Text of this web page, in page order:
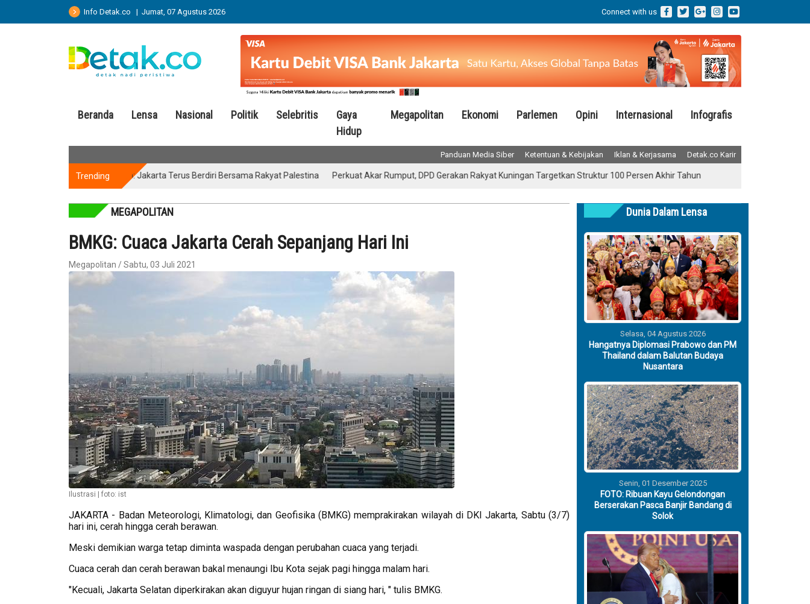
Info Detak.co | Jumat, 07 Agustus 2026 Connect with us
Beranda Lensa Nasional Politik Selebritis
Gaya
Hidup
Megapolitan Ekonomi Parlemen Opini Internasional Infografis
Panduan Media Siber Ketentuan & Kebijakan Iklan & Kerjasama Detak.co Karir
Trending
Pramono: Jakarta Terus Berdiri Bersama Rakyat Palestina Perkuat Akar Rumput, DPD Gerakan Rakyat Kuningan Targetkan Struktur 100 Persen Akhir Tahun Jatim Kinerja Positif Semester
MEGAPOLITAN
BMKG: Cuaca Jakarta Cerah Sepanjang Hari Ini
Megapolitan / Sabtu, 03 Juli 2021
Ilustrasi | foto: ist
JAKARTA - Badan Meteorologi, Klimatologi, dan Geofisika (BMKG) memprakirakan wilayah di DKI Jakarta, Sabtu (3/7)
hari ini, cerah hingga cerah berawan.
Meski demikian warga tetap diminta waspada dengan perubahan cuaca yang terjadi.
Cuaca cerah dan cerah berawan bakal menaungi Ibu Kota sejak pagi hingga malam hari.
"Kecuali, Jakarta Selatan diperkirakan akan diguyur hujan ringan di siang hari, " tulis BMKG.
Dunia Dalam Lensa
Selasa, 04 Agustus 2026
Hangatnya Diplomasi Prabowo dan PM
Thailand dalam Balutan Budaya
Nusantara
Senin, 01 Desember 2025
FOTO: Ribuan Kayu Gelondongan
Berserakan Pasca Banjir Bandang di
Solok